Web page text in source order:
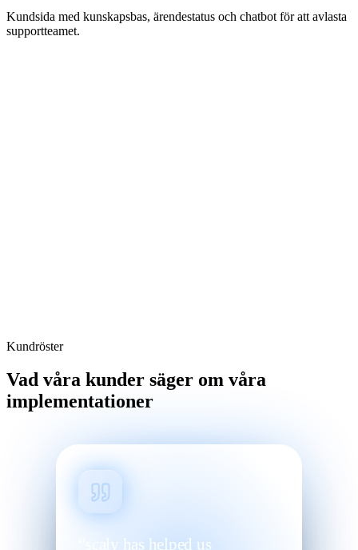
Kundsida med kunskapsbas, ärendestatus och chatbot för att avlasta
supportteamet.
Kundröster
Vad våra kunder säger om våra
implementationer
“scaly has helped us